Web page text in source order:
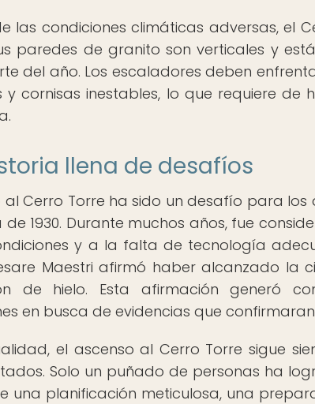
las condiciones climáticas adversas, el
paredes de granito son verticales y
del año. Los escaladores deben
y cornisas inestables, lo que requiere
llena de desafíos
al Cerro Torre ha sido un desafío para
1930. Durante muchos años, fue
y a la falta de tecnología
Maestri afirmó haber alcanzado la
de hielo. Esta afirmación generó
en busca de evidencias que
el ascenso al Cerro Torre sigue
Solo un puñado de personas ha
una planificación meticulosa, una